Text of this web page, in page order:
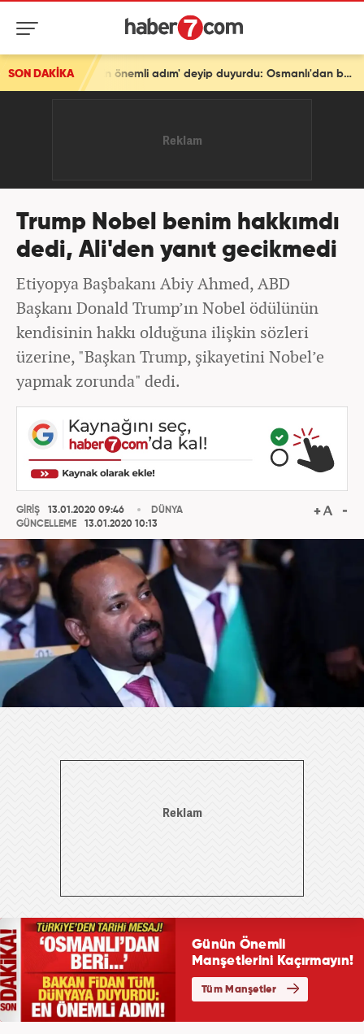
SON DAKİKA Türkiye'den tarihi mesaj! Bakan Fidan 'En önemli adım' deyip duyurdu: Osmanlı'dan beri...
Trump Nobel benim hakkımdı
dedi, Ali'den yanıt gecikmedi
Etiyopya Başbakanı Abiy Ahmed, ABD
Başkanı Donald Trump’ın Nobel ödülünün
kendisinin hakkı olduğuna ilişkin sözleri
üzerine, "Başkan Trump, şikayetini Nobel’e
yapmak zorunda" dedi.
GİRİŞ
13.01.2020 09:46
GÜNCELLEME
13.01.2020 10:13
DÜNYA